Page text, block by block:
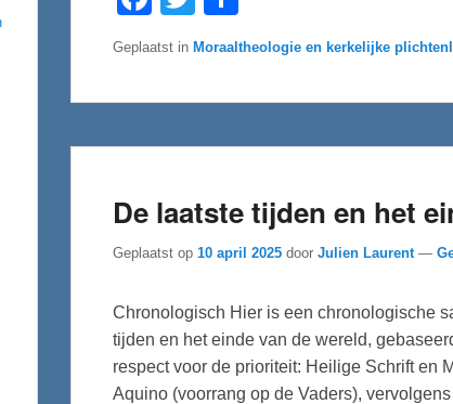
e
b
t
t
e
n
Geplaatst in Moraaltheologie en kerkelijke
De laatste tijden en het
Geplaatst op 10 april 2025 door Julien Laurent —
Chronologisch Hier is een chronologische
tijden en het einde van de wereld,
respect voor de prioriteit: Heilige Schrift en
Aquino (voorrang op de Vaders),